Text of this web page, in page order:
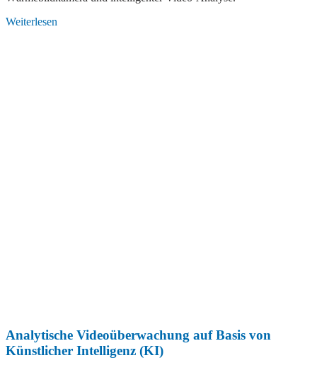
Weiterlesen
Analytische Videoüberwachung auf Basis von
Künstlicher Intelligenz (KI)